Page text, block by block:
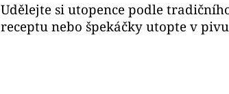
Udělejte si utopence podle
receptu nebo špekáčky utopte v pivu